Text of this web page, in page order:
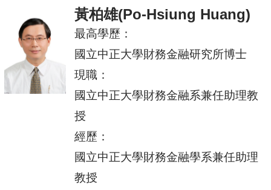
黃柏雄(Po-Hsiung Huang)
最高學歷：
國立中正大學財務金融研究所博士
現職：
國立中正大學財務金融系兼任助理教
授
經歷：
國立中正大學財務金融學系兼任助理
教授